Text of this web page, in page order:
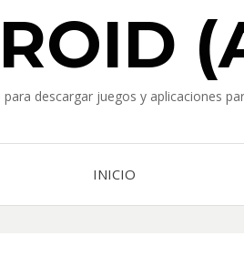
descargar juegos y aplicaciones
INICIO